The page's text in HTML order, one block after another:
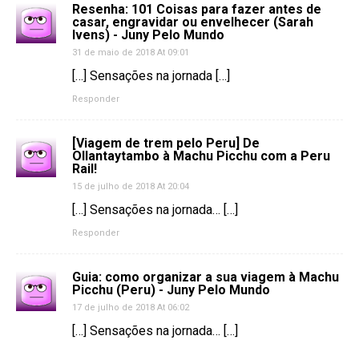
Resenha: 101 Coisas para fazer antes de
casar, engravidar ou envelhecer (Sarah
Ivens) - Juny Pelo Mundo
31 de maio de 2018 At 09:01
[…] Sensações na jornada […]
Responder
[Viagem de trem pelo Peru] De
Ollantaytambo à Machu Picchu com a Peru
Rail!
15 de julho de 2018 At 20:04
[…] Sensações na jornada… […]
Responder
Guia: como organizar a sua viagem à Machu
Picchu (Peru) - Juny Pelo Mundo
17 de julho de 2018 At 06:02
[…] Sensações na jornada… […]